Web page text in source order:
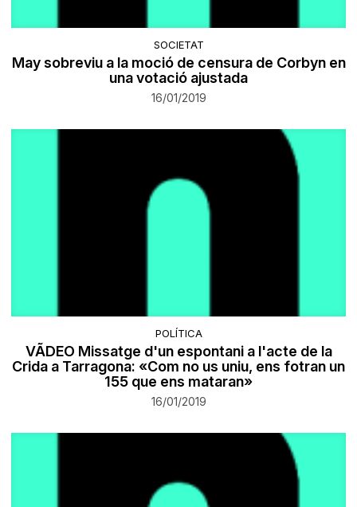
SOCIETAT
May sobreviu a la moció de censura de Corbyn en
una votació ajustada
16/01/2019
POLÍTICA
VÃDEO Missatge d'un espontani a l'acte de la
Crida a Tarragona: «Com no us uniu, ens fotran un
155 que ens mataran»
16/01/2019